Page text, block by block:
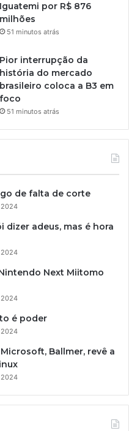
Iguatemi por R$ 876
milhões
51 minutos atrás
Pior interrupção da
história do mercado
brasileiro coloca a B3 em
foco
51 minutos atrás
de falta de corte
2024
dizer adeus, mas é hora
2024
Next Miitomo
2024
é poder
2024
Microsoft, Ballmer, revê a
2024